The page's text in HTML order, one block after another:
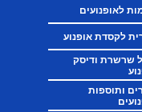
לאופנועים
לקסדת אופנוע
שרשרת ודיסק
ותוספות